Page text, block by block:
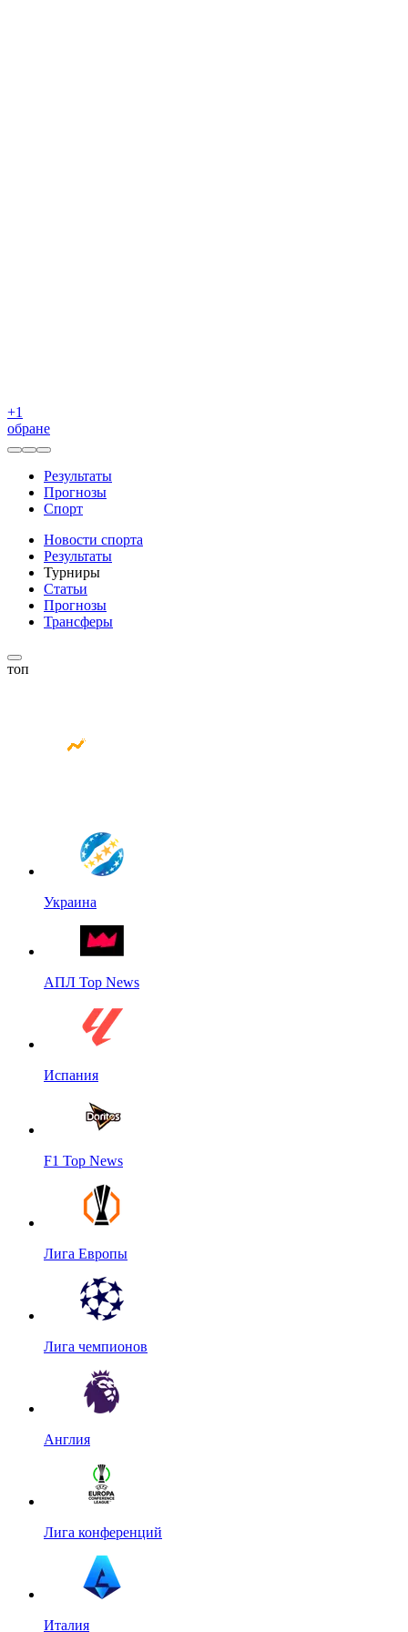
+1
обране
Результаты
Прогнозы
Спорт
Новости спорта
Результаты
Турниры
Статьи
Прогнозы
Трансферы
топ
Украина
АПЛ Top News
Испания
F1 Top News
Лига Европы
Лига чемпионов
Англия
Лига конференций
Италия